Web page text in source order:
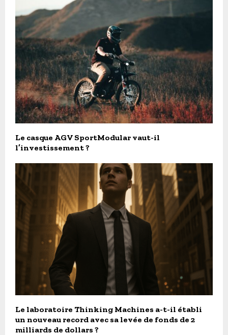
Le casque AGV SportModular vaut-il
l’investissement ?
Le laboratoire Thinking Machines a-t-il établi
un nouveau record avec sa levée de fonds de 2
milliards de dollars ?